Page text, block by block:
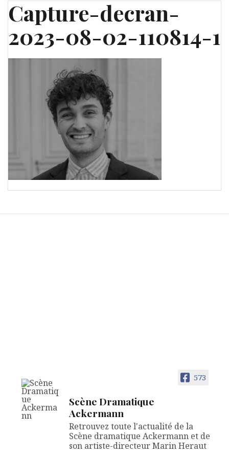
Capture-decran-
2023-08-02-110814-1
573
Scène Dramatique
Ackermann
Retrouvez toute l'actualité de la
Scène dramatique Ackermann et de
son artiste-directeur Marin Heraut